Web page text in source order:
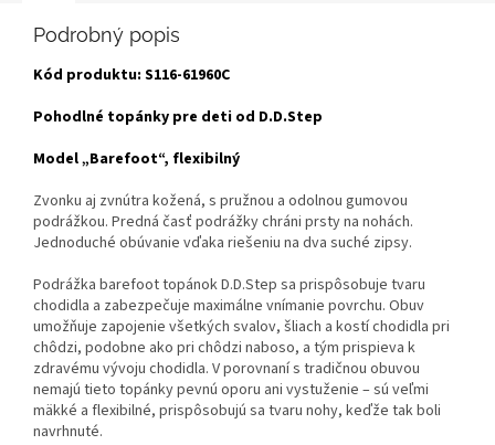
Podrobný popis
Kód produktu: S116-61960C
Pohodlné topánky pre deti od D.D.Step
Model „Barefoot“, flexibilný
Zvonku aj zvnútra kožená, s pružnou a odolnou gumovou
podrážkou. Predná časť podrážky chráni prsty na nohách.
Jednoduché obúvanie vďaka riešeniu na dva suché zipsy.
Podrážka barefoot topánok D.D.Step sa prispôsobuje tvaru
chodidla a zabezpečuje maximálne vnímanie povrchu. Obuv
umožňuje zapojenie všetkých svalov, šliach a kostí chodidla pri
chôdzi, podobne ako pri chôdzi naboso, a tým prispieva k
zdravému vývoju chodidla. V porovnaní s tradičnou obuvou
nemajú tieto topánky pevnú oporu ani vystuženie – sú veľmi
mäkké a flexibilné, prispôsobujú sa tvaru nohy, keďže tak boli
navrhnuté.